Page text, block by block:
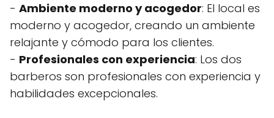
- Ambiente moderno y acogedor: El local es
moderno y acogedor, creando un ambiente
relajante y cómodo para los clientes.
- Profesionales con experiencia: Los dos
barberos son profesionales con experiencia y
habilidades excepcionales.